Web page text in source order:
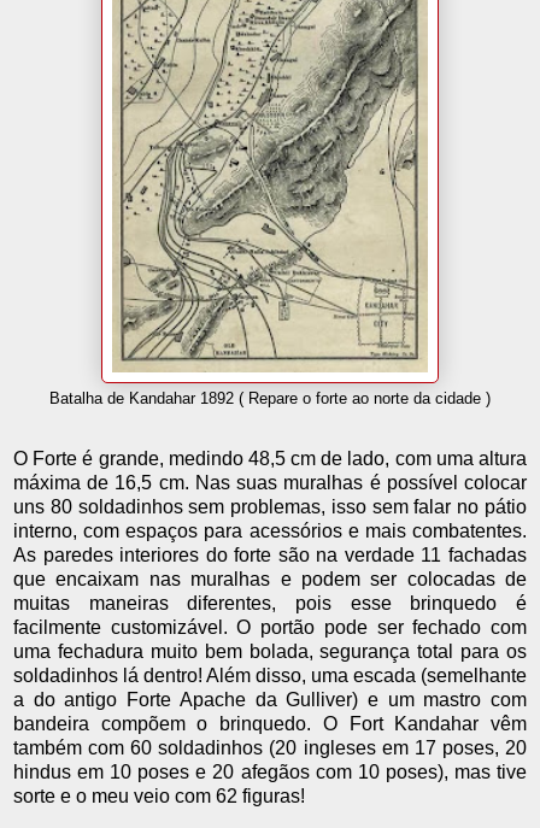
Batalha de Kandahar 1892 ( Repare o forte ao norte da cidade )
O Forte é grande, medindo 48,5 cm de lado, com uma altura
máxima de 16,5 cm. Nas suas muralhas é possível colocar
uns 80 soldadinhos sem problemas, isso sem falar no pátio
interno, com espaços para acessórios e mais combatentes.
As paredes interiores do forte são na verdade 11 fachadas
que encaixam nas muralhas e podem ser colocadas de
muitas maneiras diferentes, pois esse brinquedo é
facilmente customizável. O portão pode ser fechado com
uma fechadura muito bem bolada, segurança total para os
soldadinhos lá dentro! Além disso, uma escada (semelhante
a do antigo Forte Apache da Gulliver) e um mastro com
bandeira compõem o brinquedo. O Fort Kandahar vêm
também com 60 soldadinhos (20 ingleses em 17 poses, 20
hindus em 10 poses e 20 afegãos com 10 poses), mas tive
sorte e o meu veio com 62 figuras!